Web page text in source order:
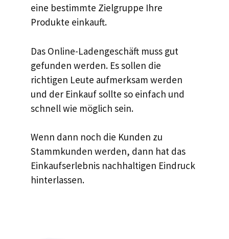
eine bestimmte Zielgruppe Ihre
Produkte einkauft.
Das Online-Ladengeschäft muss gut
gefunden werden. Es sollen die
richtigen Leute aufmerksam werden
und der Einkauf sollte so einfach und
schnell wie möglich sein.
Wenn dann noch die Kunden zu
Stammkunden werden, dann hat das
Einkaufserlebnis nachhaltigen Eindruck
hinterlassen.